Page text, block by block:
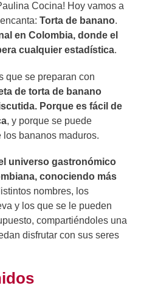
Cocina! Hoy vamos a
Torta de banano.
en Colombia, donde el
cualquier estadística.
que se preparan con
de torta de banano
Porque es fácil de
, y porque se puede
bananos maduros.
universo gastronómico
conociendo más
nombres, los
y los que se le pueden
compartiéndoles una
disfrutar con sus seres